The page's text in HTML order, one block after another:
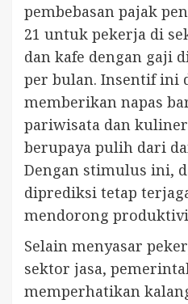
pembebasan pajak
21 untuk pekerja di
dan kafe dengan gaji
per bulan. Insentif ini
memberikan napas
pariwisata dan
berupaya pulih dari
Dengan stimulus ini,
diprediksi tetap
mendorong
Selain menyasar
sektor jasa,
memperhatikan